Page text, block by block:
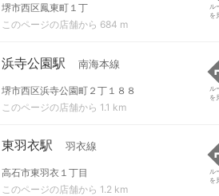
堺市西区鳳東町１丁
このページの店舗から 684 m
ル
を
浜寺公園駅 南海本線
堺市西区浜寺公園町２丁１８８
このページの店舗から 1.1 km
ル
を
東羽衣駅 羽衣線
高石市東羽衣１丁目
このページの店舗から 1.2 km
ル
を